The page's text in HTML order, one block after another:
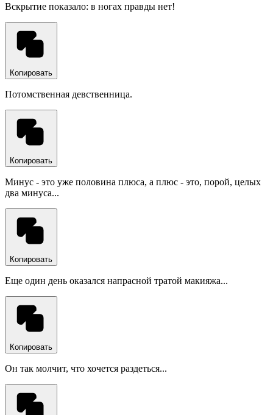
Вскрытие показало: в ногах правды нет!
Копировать
Потомственная девственница.
Копировать
Минус - это уже половина плюса, а плюс - это, порой, целых
два минуса...
Копировать
Еще один день оказался напрасной тратой макияжа...
Копировать
Он так молчит, что хочется раздеться...